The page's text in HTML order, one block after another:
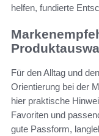
helfen, fundierte
Für den Alltag und
Orientierung bei der
hier praktische
Favoriten und
gute Passform,